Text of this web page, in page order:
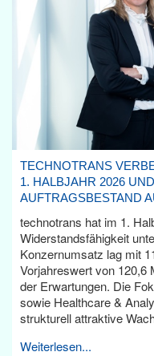
TECHNOTRANS
1. HALBJAHR 2026
AUFTRAGSBESTAND
technotrans hat im 1.
Widerstandsfähigkeit
Konzernumsatz lag mit
Vorjahreswert von 120,6
der Erwartungen. Die
sowie Healthcare &
strukturell attraktive
Weiterlesen...